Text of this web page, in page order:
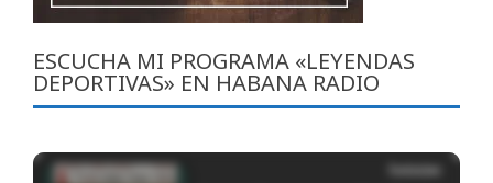
ESCUCHA MI PROGRAMA «LEYENDAS
DEPORTIVAS» EN HABANA RADIO